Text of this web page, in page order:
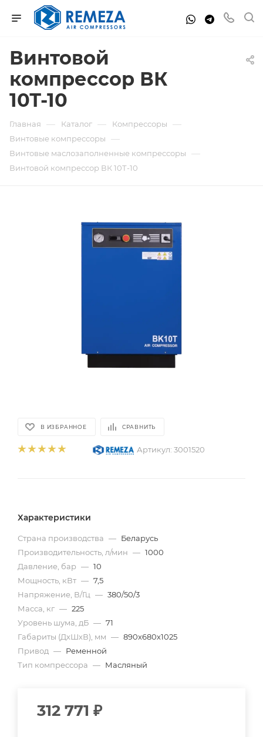
Винтовой
компрессор ВК
10Т-10
Главная — Каталог — Компрессоры —
Винтовые компрессоры —
Винтовые маслозаполненные компрессоры —
Винтовой компрессор ВК 10Т-10
В ИЗБРАННОЕ СРАВНИТЬ
Артикул: 3001520
Характеристики
Страна производства — Беларусь
Производительность, л/мин — 1000
Давление, бар — 10
Мощность, кВт — 7,5
Напряжение, В/Гц — 380/50/3
Масса, кг — 225
Уровень шума, дБ — 71
Габариты (ДхШхВ), мм — 890х680х1025
Привод — Ременной
Тип компрессора — Масляный
312 771 ₽